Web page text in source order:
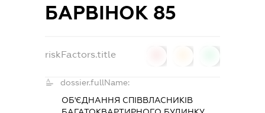
БАРВІНОК 85
riskFactors.title
dossier.fullName:
ОБ'ЄДНАННЯ СПІВВЛАСНИКІВ